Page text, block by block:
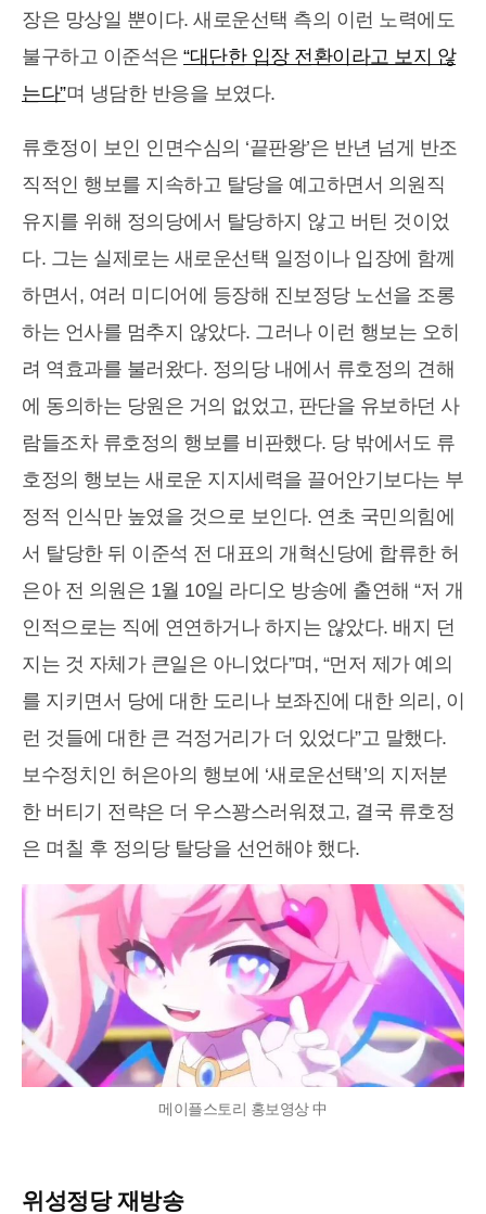
장은 망상일 뿐이다. 새로운선택 측의 이런 노력에도
불구하고 이준석은 “대단한 입장 전환이라고 보지 않
는다”며 냉담한 반응을 보였다.
류호정이 보인 인면수심의 ‘끝판왕’은 반년 넘게 반조
직적인 행보를 지속하고 탈당을 예고하면서 의원직
유지를 위해 정의당에서 탈당하지 않고 버틴 것이었
다. 그는 실제로는 새로운선택 일정이나 입장에 함께
하면서, 여러 미디어에 등장해 진보정당 노선을 조롱
하는 언사를 멈추지 않았다. 그러나 이런 행보는 오히
려 역효과를 불러왔다. 정의당 내에서 류호정의 견해
에 동의하는 당원은 거의 없었고, 판단을 유보하던 사
람들조차 류호정의 행보를 비판했다. 당 밖에서도 류
호정의 행보는 새로운 지지세력을 끌어안기보다는 부
정적 인식만 높였을 것으로 보인다. 연초 국민의힘에
서 탈당한 뒤 이준석 전 대표의 개혁신당에 합류한 허
은아 전 의원은 1월 10일 라디오 방송에 출연해 “저 개
인적으로는 직에 연연하거나 하지는 않았다. 배지 던
지는 것 자체가 큰일은 아니었다”며, “먼저 제가 예의
를 지키면서 당에 대한 도리나 보좌진에 대한 의리, 이
런 것들에 대한 큰 걱정거리가 더 있었다”고 말했다.
보수정치인 허은아의 행보에 ‘새로운선택’의 지저분
한 버티기 전략은 더 우스꽝스러워졌고, 결국 류호정
은 며칠 후 정의당 탈당을 선언해야 했다.
메이플스토리 홍보영상 中
위성정당 재방송